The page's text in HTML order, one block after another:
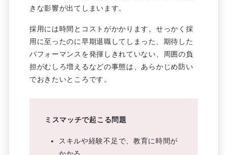
きな影響が出てしまいます。
採用には時間とコストがかかります。せっかく採
用に至ったのに早期退職してしまった、期待した
パフォーマンスを発揮しきれていない、周囲の負
担がむしろ増えるなどの事態は、あらかじめ防い
でおきたいところです。
ミスマッチで起こる問題
スキルや経験不足で、教育に時間が